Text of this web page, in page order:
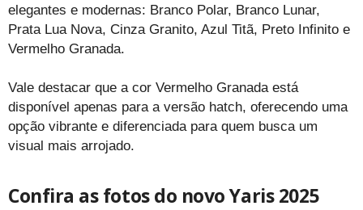
elegantes e modernas: Branco Polar, Branco Lunar,
Prata Lua Nova, Cinza Granito, Azul Titã, Preto Infinito e
Vermelho Granada.
Vale destacar que a cor Vermelho Granada está
disponível apenas para a versão hatch, oferecendo uma
opção vibrante e diferenciada para quem busca um
visual mais arrojado.
Confira as fotos do novo Yaris 2025